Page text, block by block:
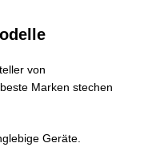
von
Marken stechen
Geräte.